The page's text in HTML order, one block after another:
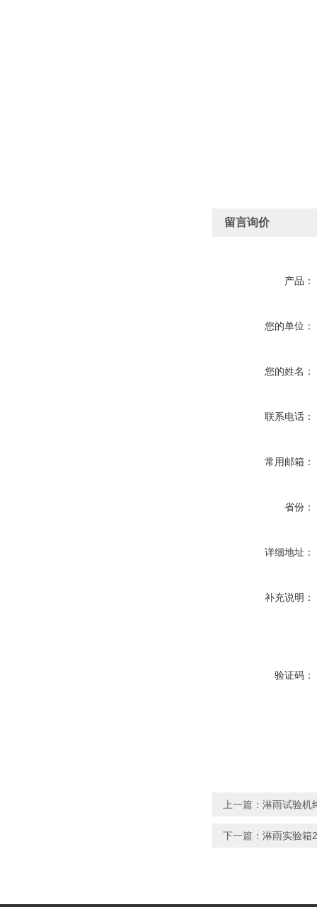
留言询价
产品：
您的单位：
您的姓名：
联系电话：
常用邮箱：
省份：
详细地址：
补充说明：
验证码：
上一篇： 淋雨试验机
下一篇： 淋雨实验箱